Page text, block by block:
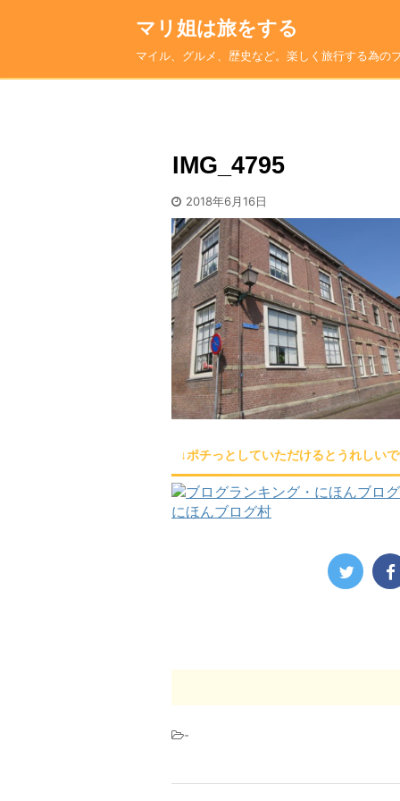
マリ姐は旅をする
マイル、グルメ、歴史など。楽しく旅行する為の
IMG_4795
2018年6月16日
↓ポチっとしていただけるとうれしい
にほんブログ村
-